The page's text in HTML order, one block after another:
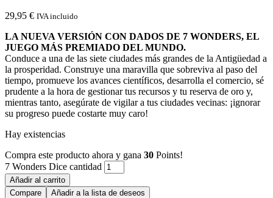
29,95 € IVA incluido
LA NUEVA VERSIÓN CON DADOS DE 7 WONDERS, EL
JUEGO MÁS PREMIADO DEL MUNDO.
Conduce a una de las siete ciudades más grandes de la Antigüedad a
la prosperidad. Construye una maravilla que sobreviva al paso del
tiempo, promueve los avances científicos, desarrolla el comercio, sé
prudente a la hora de gestionar tus recursos y tu reserva de oro y,
mientras tanto, asegúrate de vigilar a tus ciudades vecinas: ¡ignorar
su progreso puede costarte muy caro!
Hay existencias
Compra este producto ahora y gana 30 Points!
7 Wonders Dice cantidad
Añadir al carrito
Compare
Añadir a la lista de deseos